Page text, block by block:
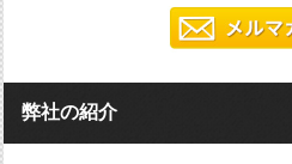
弊社の紹介